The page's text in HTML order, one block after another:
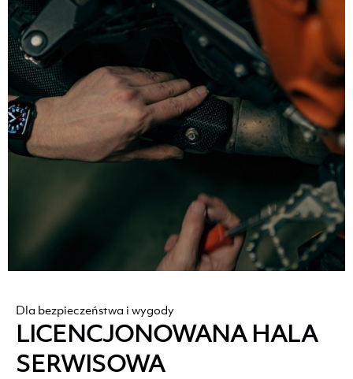
Dla bezpieczeństwa i wygody
LICENCJONOWANA HALA
SERWISOWA